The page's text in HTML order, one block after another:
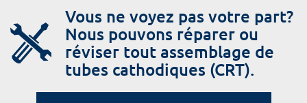
Vous ne voyez pas votre part?
Nous pouvons réparer ou
réviser tout assemblage de
tubes cathodiques (CRT).